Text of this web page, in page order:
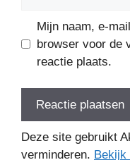
Mijn naam, e-
browser voor de
reactie plaats.
Deze site gebruikt
verminderen. Bekijk